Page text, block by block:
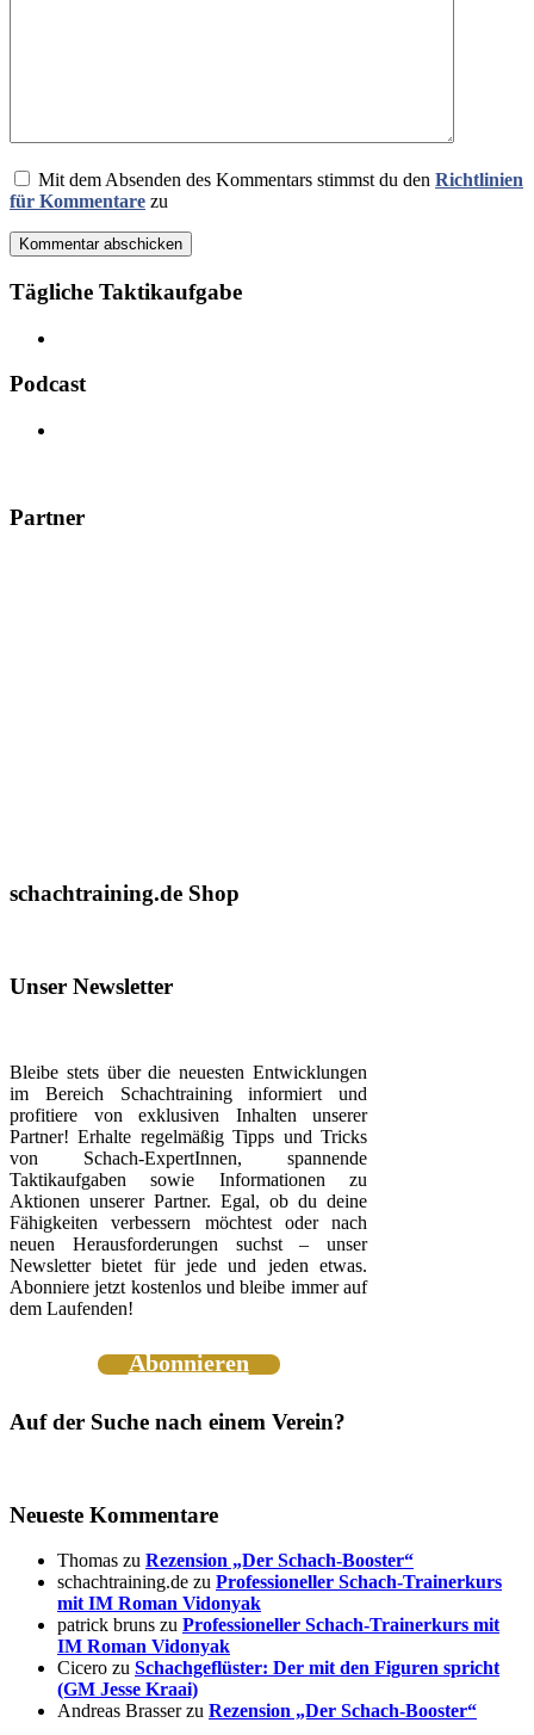
Mit dem Absenden des Kommentars stimmst du den Richtlinien
für Kommentare zu
Kommentar abschicken
Tägliche Taktikaufgabe
Podcast
Partner
schachtraining.de Shop
Unser Newsletter
Bleibe stets über die neuesten Entwicklungen
im Bereich Schachtraining informiert und
profitiere von exklusiven Inhalten unserer
Partner! Erhalte regelmäßig Tipps und Tricks
von Schach-ExpertInnen, spannende
Taktikaufgaben sowie Informationen zu
Aktionen unserer Partner. Egal, ob du deine
Fähigkeiten verbessern möchtest oder nach
neuen Herausforderungen suchst – unser
Newsletter bietet für jede und jeden etwas.
Abonniere jetzt kostenlos und bleibe immer auf
dem Laufenden!
Abonnieren
Auf der Suche nach einem Verein?
Neueste Kommentare
Thomas zu Rezension „Der Schach-Booster“
schachtraining.de zu Professioneller Schach-Trainerkurs
mit IM Roman Vidonyak
patrick bruns zu Professioneller Schach-Trainerkurs mit
IM Roman Vidonyak
Cicero zu Schachgeflüster: Der mit den Figuren spricht
(GM Jesse Kraai)
Andreas Brasserzu Rezension „Der Schach-Booster“